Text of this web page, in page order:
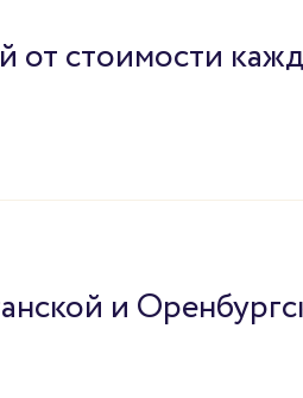
от стоимости
и